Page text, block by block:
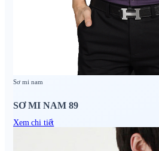
Sơ mi nam
SƠ MI NAM 89
Xem chi tiết